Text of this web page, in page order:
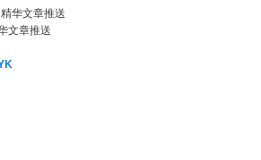
文章推送